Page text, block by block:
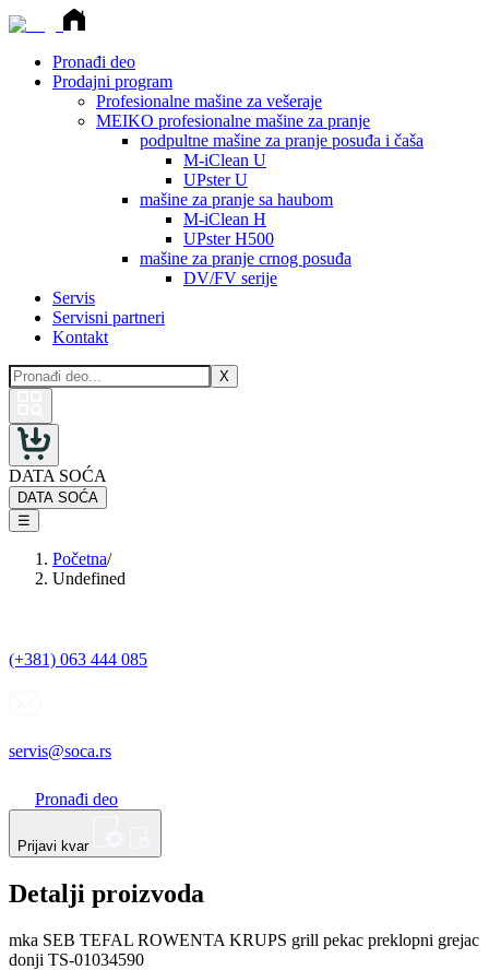
Pronađi deo
Prodajni program
Profesionalne mašine za vešeraje
MEIKO profesionalne mašine za pranje
podpultne mašine za pranje posuđa i čaša
M-iClean U
UPster U
mašine za pranje sa haubom
M-iClean H
UPster H500
mašine za pranje crnog posuđa
DV/FV serije
Servis
Servisni partneri
Kontakt
X
DATA SOĆA
DATA SOĆA
☰
Početna/
Undefined
(+381) 063 444 085
servis@soca.rs
Pronađi deo
Prijavi kvar
Detalji proizvoda
mka SEB TEFAL ROWENTA KRUPS grill pekac preklopni grejac
donji TS-01034590